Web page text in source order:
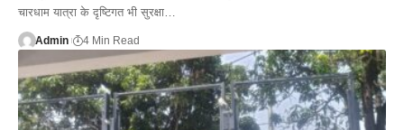
चारधाम यात्रा के दृष्टिगत भी सुरक्षा…
Admin 4 Min Read